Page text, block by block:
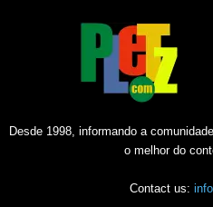
Desde 1998, informando a
o melhor do
Contact us: